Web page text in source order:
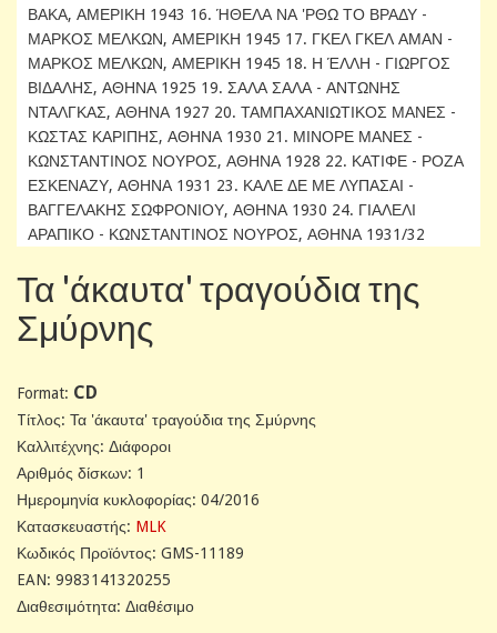
ΒΑΚΑ, ΑΜΕΡΙΚΗ 1943 16. ΉΘΕΛΑ ΝΑ 'ΡΘΩ ΤΟ ΒΡΑΔΥ -
ΜΑΡΚΟΣ ΜΕΛΚΩΝ, ΑΜΕΡΙΚΗ 1945 17. ΓΚΕΛ ΓΚΕΛ ΑΜΑΝ -
ΜΑΡΚΟΣ ΜΕΛΚΩΝ, ΑΜΕΡΙΚΗ 1945 18. Η ΈΛΛΗ - ΓΙΩΡΓΟΣ
ΒΙΔΑΛΗΣ, ΑΘΗΝΑ 1925 19. ΣΑΛΑ ΣΑΛΑ - ΑΝΤΩΝΗΣ
ΝΤΑΛΓΚΑΣ, ΑΘΗΝΑ 1927 20. ΤΑΜΠΑΧΑΝΙΩΤΙΚΟΣ ΜΑΝΕΣ -
ΚΩΣΤΑΣ ΚΑΡΙΠΗΣ, ΑΘΗΝΑ 1930 21. ΜΙΝΟΡΕ ΜΑΝΕΣ -
ΚΩΝΣΤΑΝΤΙΝΟΣ ΝΟΥΡΟΣ, ΑΘΗΝΑ 1928 22. ΚΑΤΙΦΕ - ΡΟΖΑ
ΕΣΚΕΝΑΖΥ, ΑΘΗΝΑ 1931 23. ΚΑΛΕ ΔΕ ΜΕ ΛΥΠΑΣΑΙ -
ΒΑΓΓΕΛΑΚΗΣ ΣΩΦΡΟΝΙΟΥ, ΑΘΗΝΑ 1930 24. ΓΙΑΛΕΛΙ
ΑΡΑΠΙΚΟ - ΚΩΝΣΤΑΝΤΙΝΟΣ ΝΟΥΡΟΣ, ΑΘΗΝΑ 1931/32
Τα 'άκαυτα' τραγούδια της
Σμύρνης
Format: CD
Tίτλος: Τα 'άκαυτα' τραγούδια της Σμύρνης
Καλλιτέχνης: Διάφοροι
Αριθμός δίσκων: 1
Ημερομηνία κυκλοφορίας: 04/2016
Κατασκευαστής: MLK
Κωδικός Προϊόντος: GMS-11189
EAN: 9983141320255
Διαθεσιμότητα: Διαθέσιμο